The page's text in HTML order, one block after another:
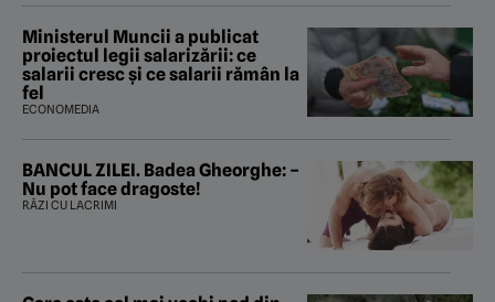
Ministerul Muncii a publicat
proiectul legii salarizării: ce
salarii cresc și ce salarii rămân la
fel
ECONOMEDIA
BANCUL ZILEI. Badea Gheorghe: –
Nu pot face dragoste!
RÂZI CU LACRIMI